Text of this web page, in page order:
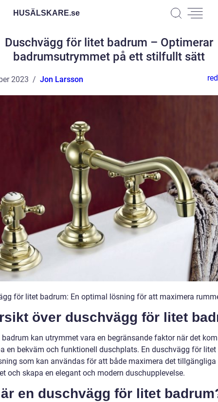
HUSÄLSKARE.se
Duschvägg för litet badrum – Optimerar
badrumsutrymmet på ett stilfullt sätt
2023 Jon Larsson
för litet badrum: En optimal lösning för att maximera
över duschvägg för litet
badrum kan utrymmet vara en begränsande faktor när det
en bekväm och funktionell duschplats. En duschvägg för
som kan användas för att både maximera det tillgängliga
och skapa en elegant och modern duschupplevelse.
en duschvägg för litet